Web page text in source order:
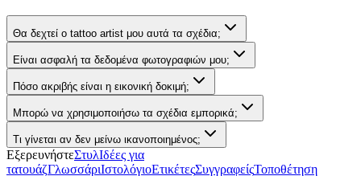
Θα δεχτεί ο tattoo artist μου αυτά τα σχέδια;
Είναι ασφαλή τα δεδομένα φωτογραφιών μου;
Πόσο ακριβής είναι η εικονική δοκιμή;
Μπορώ να χρησιμοποιήσω τα σχέδια εμπορικά;
Τι γίνεται αν δεν μείνω ικανοποιημένος;
ΕξερευνήστεΣτυλΙδέες για
τατουάζΓλωσσάριΙστολόγιοΕτικέτεςΣυγγραφείςΤοποθέτηση